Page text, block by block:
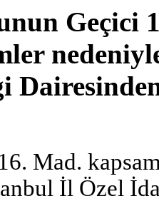
Geçici
Mad.
İl Özel